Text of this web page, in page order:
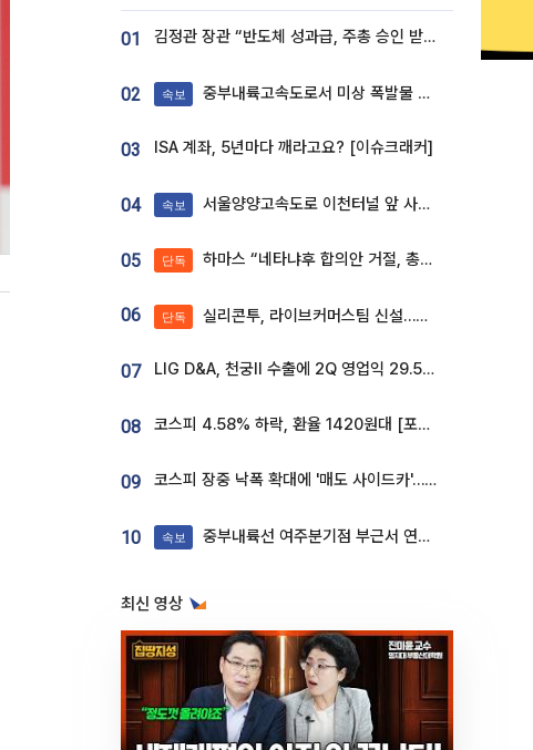
01 김정관 장관 “반도체 성과급, 주총 승인 받도록”…상법·자본시장법 개정 시사
02 속보 중부내륙고속도로서 미상 폭발물 발견
03 ISA 계좌, 5년마다 깨라고요? [이슈크래커]
04 속보 서울양양고속도로 이천터널 앞 사고 발생
05 단독 하마스 “네타냐후 합의안 거절, 총선 앞두고 시간 끌기”
06 단독 실리콘투, 라이브커머스팀 신설…K뷰티 ‘글로벌 판매망’ 확대[K뷰티 라방戰]
07 LIG D&A, 천궁Ⅱ 수출에 2Q 영업익 29.5%↑…수주잔고 24.6조 [종합]
08 코스피 4.58% 하락, 환율 1420원대 [포토]
09 코스피 장중 낙폭 확대에 '매도 사이드카'…외인 2.8조'팔자'· 개인 3.1조 '사자'
10 속보 중부내륙선 여주분기점 부근서 연이은 추돌사고 발생
최신 영상